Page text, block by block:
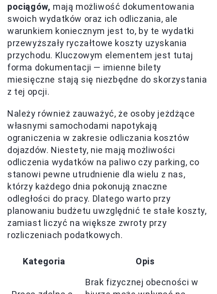
pociągów, mają możliwość dokumentowania
swoich wydatków oraz ich odliczania, ale
warunkiem koniecznym jest to, by te wydatki
przewyższały ryczałtowe koszty uzyskania
przychodu. Kluczowym elementem jest tutaj
forma dokumentacji — imienne bilety
miesięczne stają się niezbędne do skorzystania
z tej opcji.
Należy również zauważyć, że osoby jeżdżące
własnymi samochodami napotykają
ograniczenia w zakresie odliczania kosztów
dojazdów. Niestety, nie mają możliwości
odliczenia wydatków na paliwo czy parking, co
stanowi pewne utrudnienie dla wielu z nas,
którzy każdego dnia pokonują znaczne
odległości do pracy. Dlatego warto przy
planowaniu budżetu uwzględnić te stałe koszty,
zamiast liczyć na większe zwroty przy
rozliczeniach podatkowych.
Kategoria Opis
Brak fizycznej obecności w